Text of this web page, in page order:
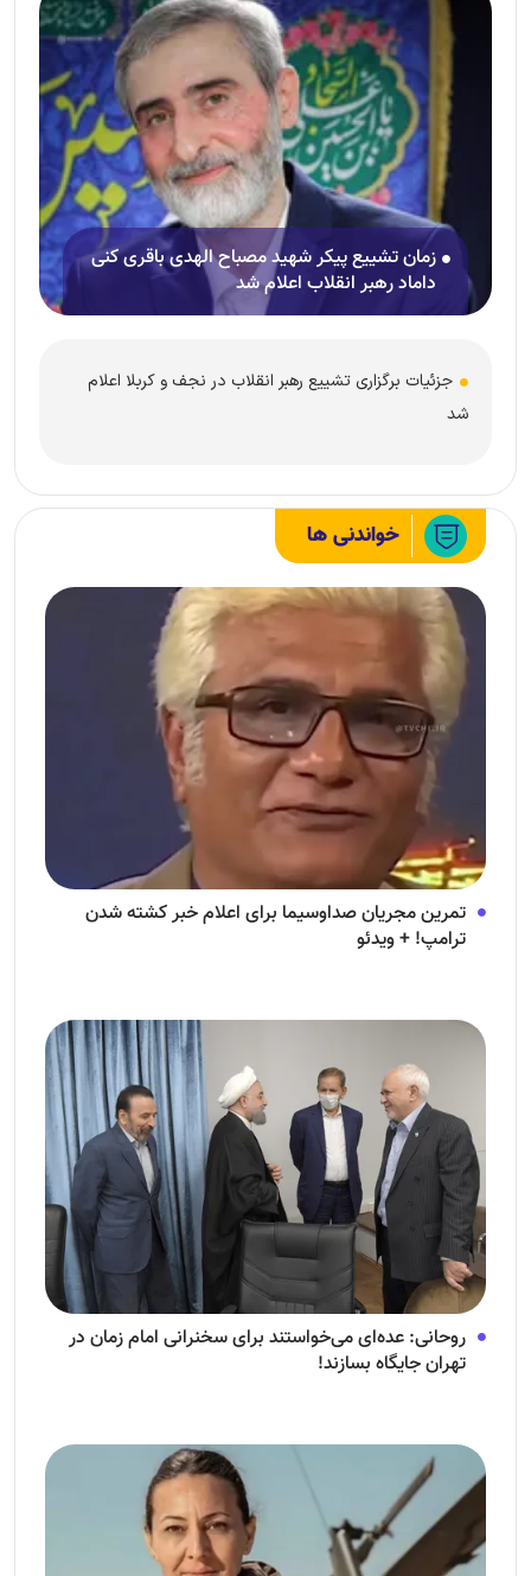
زمان تشییع پیکر شهید مصباح الهدی باقری کنی
داماد رهبر انقلاب اعلام شد
جزئیات برگزاری تشییع رهبر انقلاب در نجف و کربلا اعلام
شد
خواندنی ها
تمرین مجریان صداوسیما برای اعلام خبر کشته شدن
ترامپ! + ویدئو
روحانی: عده‌ای می‌خواستند برای سخنرانی امام زمان در
تهران جایگاه بسازند!